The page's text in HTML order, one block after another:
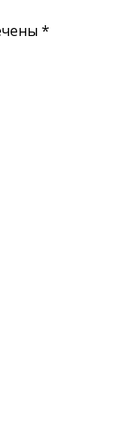
*